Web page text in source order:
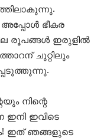
അപ്പോൾ ഭീകര
രൂപങ്ങൾ ഇരുളിൽ
ചുറ്റിലും
നിന്റെ
ഇനി ഇവിടെ
ഇത് ഞങ്ങളുടെ